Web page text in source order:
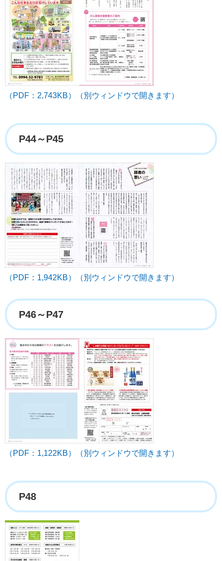
（PDF：2,743KB）（別ウィンドウで開きます）
P44～P45
（PDF：1,942KB）（別ウィンドウで開きます）
P46～P47
（PDF：1,122KB）（別ウィンドウで開きます）
P48